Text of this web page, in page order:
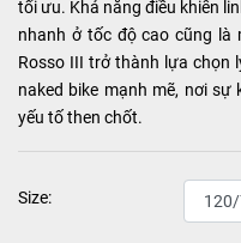
tối ưu. Khả năng điều khiển
nhanh ở tốc độ cao cũng là
Rosso III trở thành lựa chọn
naked bike mạnh mẽ, nơi
yếu tố then chốt.
Size: